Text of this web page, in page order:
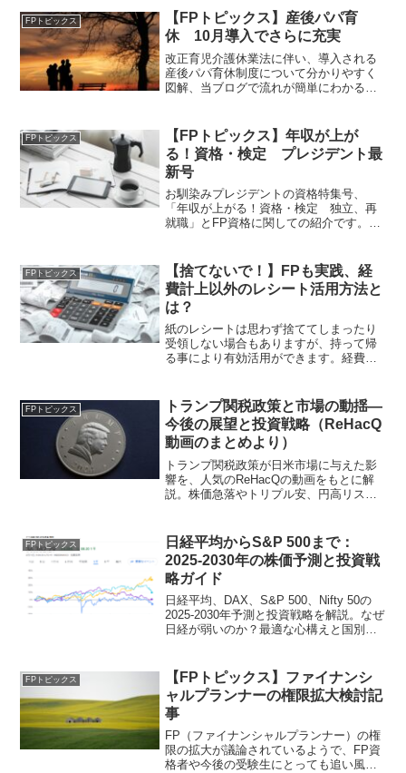
FPトピックス
【FPトピックス】産後パパ育
休 10月導入でさらに充実
改正育児介護休業法に伴い、導入される
産後パパ育休制度について分かりやすく
図解、当ブログで流れが簡単にわかるよ
して育休推奨するPR施策として強化して
いくようです。
FPトピックス
【FPトピックス】年収が上が
る！資格・検定 プレジデント最
新号
お馴染みプレジデントの資格特集号、
「年収が上がる！資格・検定 独立、再
就職」とFP資格に関しての紹介です。こ
FPトピックス
【捨てないで！】FPも実践、経
費計上以外のレシート活用方法と
は？
紙のレシートは思わず捨ててしまったり
受領しない場合もありますが、持って帰
る事により有効活用ができます。経費計
は別の用途にも使えたりします。電子決
済の証拠も経費計上のために使えるので
残しておきたいですね。
FPトピックス
トランプ関税政策と市場の動揺—
今後の展望と投資戦略（ReHacQ
動画のまとめより）
トランプ関税政策が日米市場に与えた影
響を、人気のReHacQの動画をもとに解
説。株価急落やトリプル安、円高リスク
FPトピックス
日経平均からS&P 500まで：
2025-2030年の株価予測と投資戦
略ガイド
日経平均、DAX、S&P 500、Nifty 50の
2025-2030年予測と投資戦略を解説。なぜ
日経が弱いのか？最適な心構えと国別投
FPトピックス
【FPトピックス】ファイナンシ
ャルプランナーの権限拡大検討記
事
FP（ファイナンシャルプランナー）の権
限の拡大が議論されているようで、FP資
格者や今後の受験生にとっても追い風に